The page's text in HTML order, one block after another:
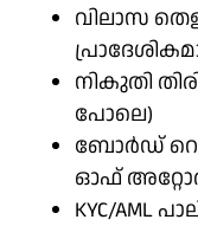
വിലാസ
നികുതി
പോലെ)
ബോർഡ്
ഓഫ്
KYC/AML